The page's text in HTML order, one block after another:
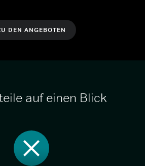
DEN ANGEBOTEN
auf einen Blick